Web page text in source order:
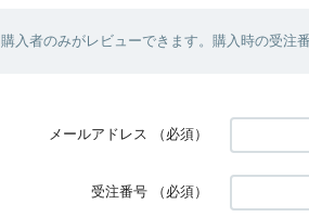
購入者のみがレビューできます。購入時の受注
メールアドレス （必須）
受注番号 （必須）